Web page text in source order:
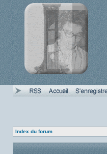
Index du forum